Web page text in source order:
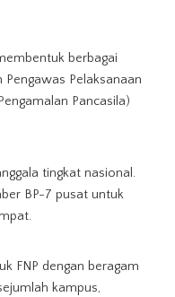
berbagai
Pelaksanaan
Pancasila)
tingkat nasional.
BP-7 pusat untuk
FNP dengan beragam
kampus,